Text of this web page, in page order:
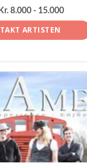
Kr. 8.000 - 15.000
ARTISTEN